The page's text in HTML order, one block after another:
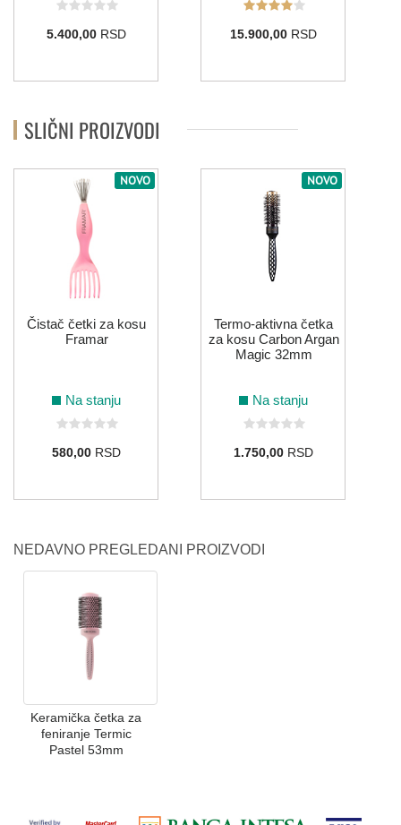
5.400,00RSD 15.900,00RSD
SLIČNI PROIZVODI
NOVO
Čistač četki za kosu
Framar
Na stanju
580,00RSD
NOVO
Termo-aktivna četka
za kosu Carbon Argan
Magic 32mm
Na stanju
1.750,00RSD
NEDAVNO PREGLEDANI PROIZVODI
Keramička četka za
feniranje Termic
Pastel 53mm